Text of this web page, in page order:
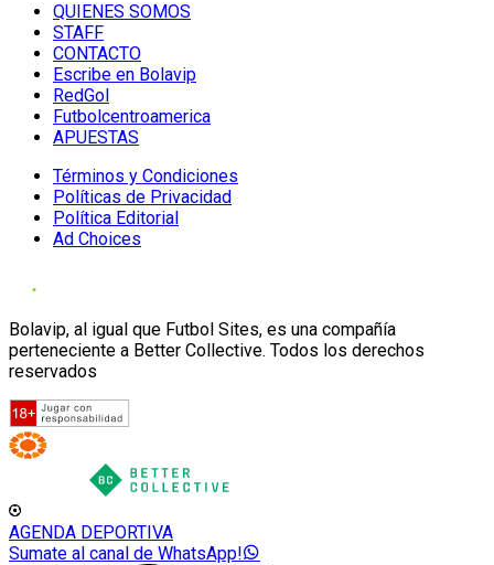
QUIENES SOMOS
STAFF
CONTACTO
Escribe en Bolavip
RedGol
Futbolcentroamerica
APUESTAS
Términos y Condiciones
Políticas de Privacidad
Política Editorial
Ad Choices
Bolavip, al igual que Futbol Sites, es una compañía
perteneciente a Better Collective. Todos los derechos
reservados
AGENDA DEPORTIVA
Sumate al canal de WhatsApp!